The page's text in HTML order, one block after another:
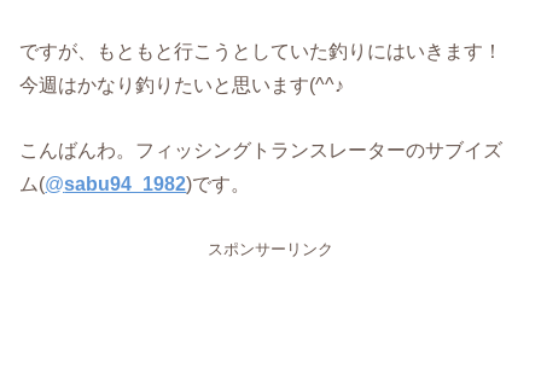
ですが、もともと行こうとしていた釣りにはいきます！
今週はかなり釣りたいと思います(^^♪
こんばんわ。フィッシングトランスレーターのサブイズ
ム(@sabu94_1982)です。
スポンサーリンク